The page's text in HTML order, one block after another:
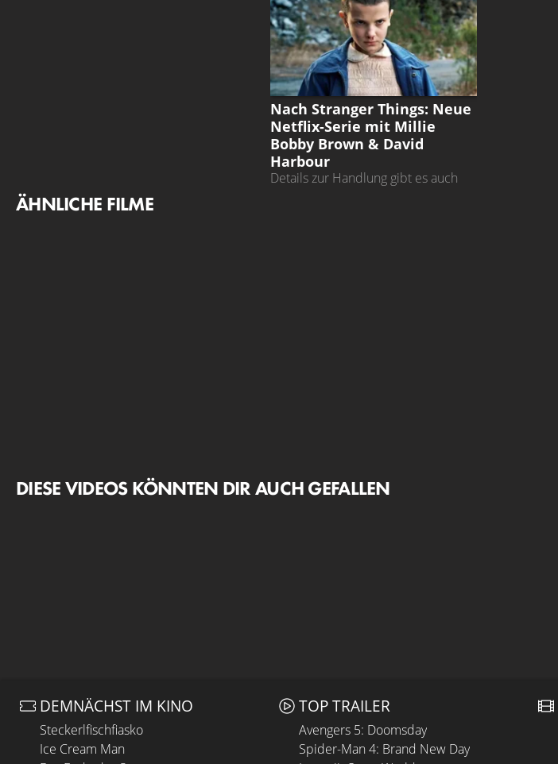
STRANGER THINGS
Nach Stranger Things: Neue
Netflix-Serie mit Millie
Bobby Brown & David
Harbour
Details zur Handlung gibt es auch
ÄHNLICHE FILME
DIESE VIDEOS KÖNNTEN DIR AUCH GEFALLEN
DEMNÄCHST IM KINO
Steckerlfischfiasko
Ice Cream Man
TOP TRAILER
Avengers 5: Doomsday
Spider-Man 4: Brand New Day